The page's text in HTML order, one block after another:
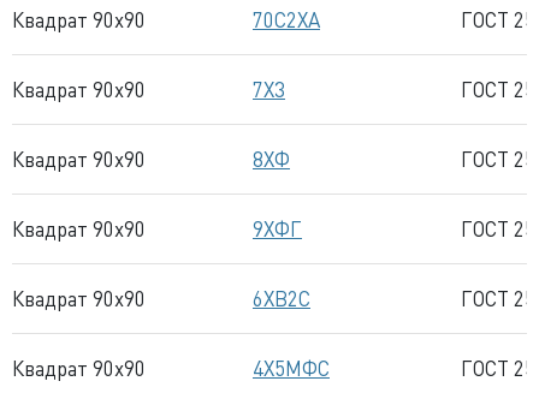
Квадрат 90x90 70С2ХА ГОСТ
Квадрат 90x90 7Х3 ГОСТ
Квадрат 90x90 8ХФ ГОСТ
Квадрат 90x90 9ХФГ ГОСТ
Квадрат 90x90 6ХВ2С ГОСТ
Квадрат 90x90 4Х5МФС ГОСТ